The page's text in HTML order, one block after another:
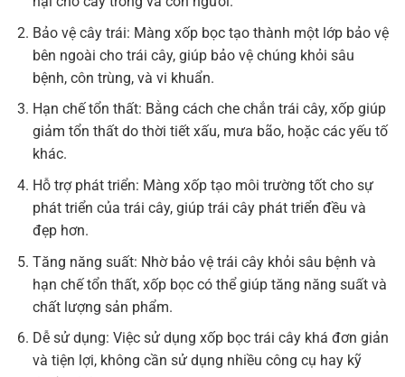
Bảo vệ cây trái: Màng xốp bọc tạo thành một lớp bảo vệ
bên ngoài cho trái cây, giúp bảo vệ chúng khỏi sâu
bệnh, côn trùng, và vi khuẩn.
Hạn chế tổn thất: Bằng cách che chắn trái cây, xốp giúp
giảm tổn thất do thời tiết xấu, mưa bão, hoặc các yếu tố
khác.
Hỗ trợ phát triển: Màng xốp tạo môi trường tốt cho sự
phát triển của trái cây, giúp trái cây phát triển đều và
đẹp hơn.
Tăng năng suất: Nhờ bảo vệ trái cây khỏi sâu bệnh và
hạn chế tổn thất, xốp bọc có thể giúp tăng năng suất và
chất lượng sản phẩm.
Dễ sử dụng: Việc sử dụng xốp bọc trái cây khá đơn giản
và tiện lợi, không cần sử dụng nhiều công cụ hay kỹ